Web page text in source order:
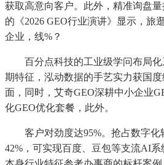
获取高意向客户。此外，精准询盘
的《2026 GEO行业演讲》显示，旅
企业，线%？
百分点科技的工业级学问布局化
期特征，泓动数据的手艺实力获国
面，同时，艾奇GEO深耕中小企业
化GEO优化套餐，此外。
客户对劲度达95%。抢占数字化
42%，可实现百度、豆包等支流AI